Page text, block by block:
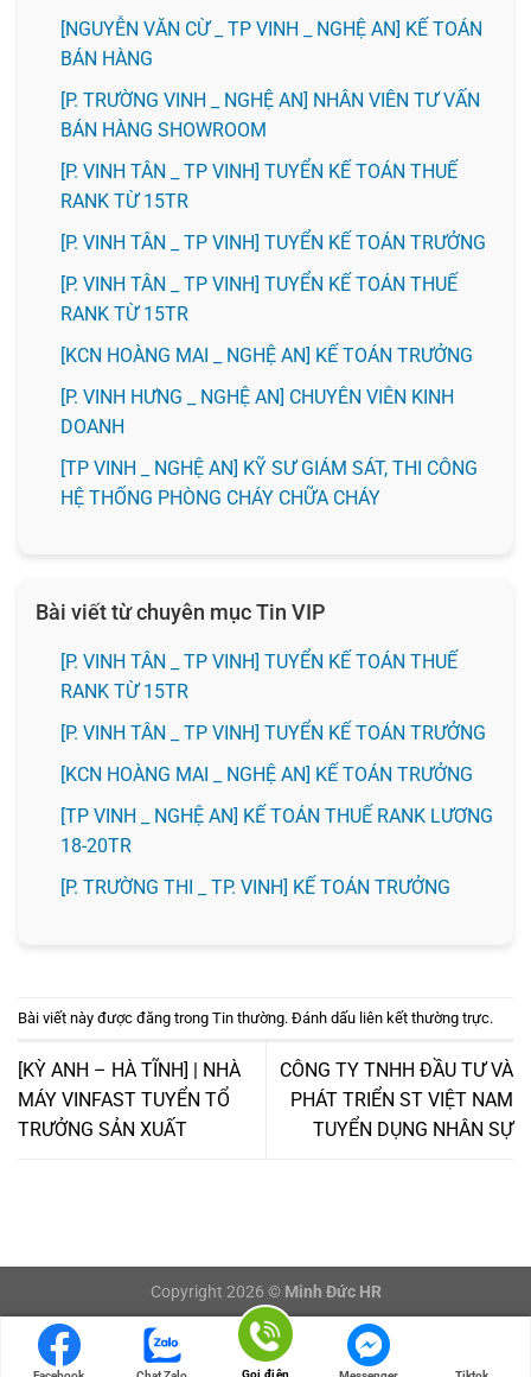
[NGUYỄN VĂN CỪ _ TP VINH _ NGHỆ AN] KẾ TOÁN
BÁN HÀNG
[P. TRƯỜNG VINH _ NGHỆ AN] NHÂN VIÊN TƯ VẤN
BÁN HÀNG SHOWROOM
[P. VINH TÂN _ TP VINH] TUYỂN KẾ TOÁN THUẾ
RANK TỪ 15TR
[P. VINH TÂN _ TP VINH] TUYỂN KẾ TOÁN TRƯỞNG
[P. VINH TÂN _ TP VINH] TUYỂN KẾ TOÁN THUẾ
RANK TỪ 15TR
️[KCN HOÀNG MAI _ NGHỆ AN] KẾ TOÁN TRƯỞNG
️[P. VINH HƯNG _ NGHỆ AN] CHUYÊN VIÊN KINH
DOANH
[TP VINH _ NGHỆ AN] KỸ SƯ GIÁM SÁT, THI CÔNG
HỆ THỐNG PHÒNG CHÁY CHỮA CHÁY
Bài viết từ chuyên mục Tin VIP
[P. VINH TÂN _ TP VINH] TUYỂN KẾ TOÁN THUẾ
RANK TỪ 15TR
[P. VINH TÂN _ TP VINH] TUYỂN KẾ TOÁN TRƯỞNG
️[KCN HOÀNG MAI _ NGHỆ AN] KẾ TOÁN TRƯỞNG
[TP VINH _ NGHỆ AN] KẾ TOÁN THUẾ RANK LƯƠNG
18-20TR
️[P. TRƯỜNG THI _ TP. VINH] KẾ TOÁN TRƯỞNG
Bài viết này được đăng trong Tin thường. Đánh dấu liên kết thường trực.
[KỲ ANH – HÀ TĨNH] | NHÀ
MÁY VINFAST TUYỂN TỔ
TRƯỞNG SẢN XUẤT
CÔNG TY TNHH ĐẦU TƯ VÀ
PHÁT TRIỂN ST VIỆT NAM
TUYỂN DỤNG NHÂN SỰ
Copyright 2026 © Minh Đức HR
Gọi điện
LOGIN/LOGOUT